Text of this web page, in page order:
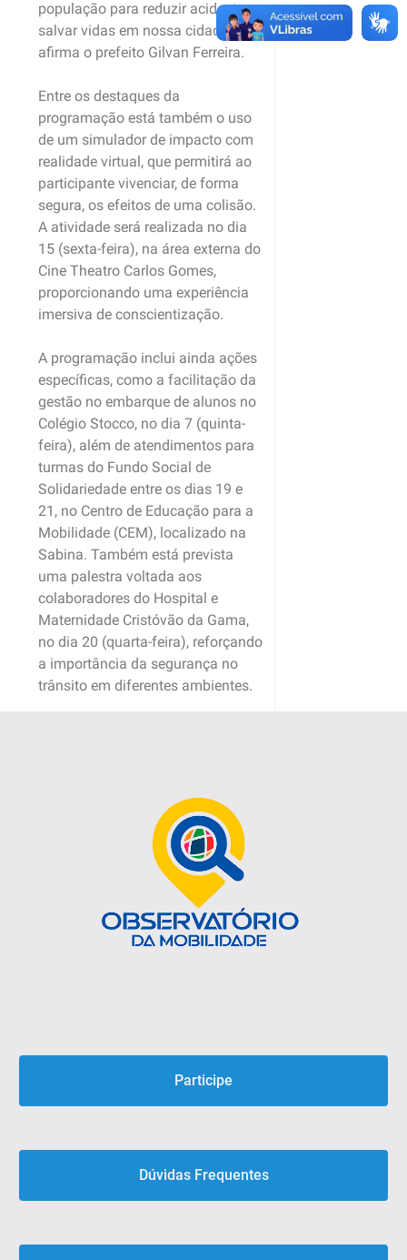
população para reduzir acidentes e
salvar vidas em nossa cidade”,
afirma o prefeito Gilvan Ferreira.
Entre os destaques da
programação está também o uso
de um simulador de impacto com
realidade virtual, que permitirá ao
participante vivenciar, de forma
segura, os efeitos de uma colisão.
A atividade será realizada no dia
15 (sexta-feira), na área externa do
Cine Theatro Carlos Gomes,
proporcionando uma experiência
imersiva de conscientização.
A programação inclui ainda ações
específicas, como a facilitação da
gestão no embarque de alunos no
Colégio Stocco, no dia 7 (quinta-
feira), além de atendimentos para
turmas do Fundo Social de
Solidariedade entre os dias 19 e
21, no Centro de Educação para a
Mobilidade (CEM), localizado na
Sabina. Também está prevista
uma palestra voltada aos
colaboradores do Hospital e
Maternidade Cristóvão da Gama,
no dia 20 (quarta-feira), reforçando
a importância da segurança no
trânsito em diferentes ambientes.
Participe
Dúvidas Frequentes